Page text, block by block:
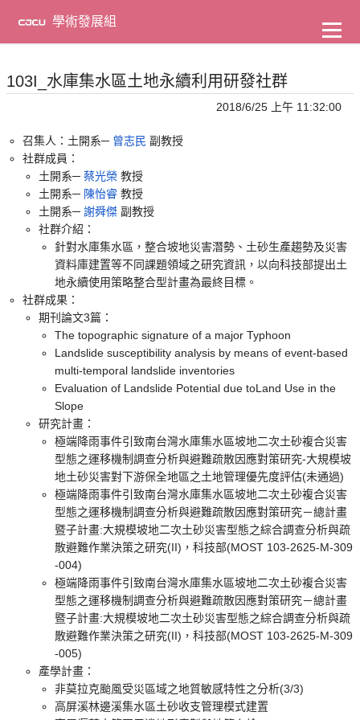
主
學術發展組
103I_水庫集水區土地永續利用研發社群
2018/6/25 上午 11:32:00
召集人：土開系─ 曾志民 副教授
社群成員：
土開系─蔡光榮 教授
土開系─ 陳怡睿 教授
土開系─謝舜傑 副教授
社群介紹：
針對水庫集水區，整合坡地災害潛勢、土砂生產趨勢及災害
資料庫建置等不同課題領域之研究資訊，以向科技部提出土
地永續使用策略整合型計畫為最終目標。
社群成果：
期刊論文3篇：
The topographic signature of a major Typhoon
Landslide susceptibility analysis by means of event-based
multi-temporal landslide inventories
Evaluation of Landslide Potential due toLand Use in the
Slope
研究計畫：
極端降雨事件引致南台灣水庫集水區坡地二次土砂複合災害
型態之運移機制調查分析與避難疏散因應對策研究-大規模坡
地土砂災害對下游保全地區之土地管理優先度評估(未通過)
極端降雨事件引致南台灣水庫集水區坡地二次土砂複合災害
型態之運移機制調查分析與避難疏散因應對策研究－總計畫
暨子計畫:大規模坡地二次土砂災害型態之綜合調查分析與疏
散避難作業決策之研究(II)，科技部(MOST 103-2625-M-309
-004)
極端降雨事件引致南台灣水庫集水區坡地二次土砂複合災害
型態之運移機制調查分析與避難疏散因應對策研究－總計畫
暨子計畫:大規模坡地二次土砂災害型態之綜合調查分析與疏
散避難作業決策之研究(II)，科技部(MOST 103-2625-M-309
-005)
產學計畫：
非莫拉克颱風受災區域之地質敏感特性之分析(3/3)
高屏溪林邊溪集水區土砂收支管理模式建置